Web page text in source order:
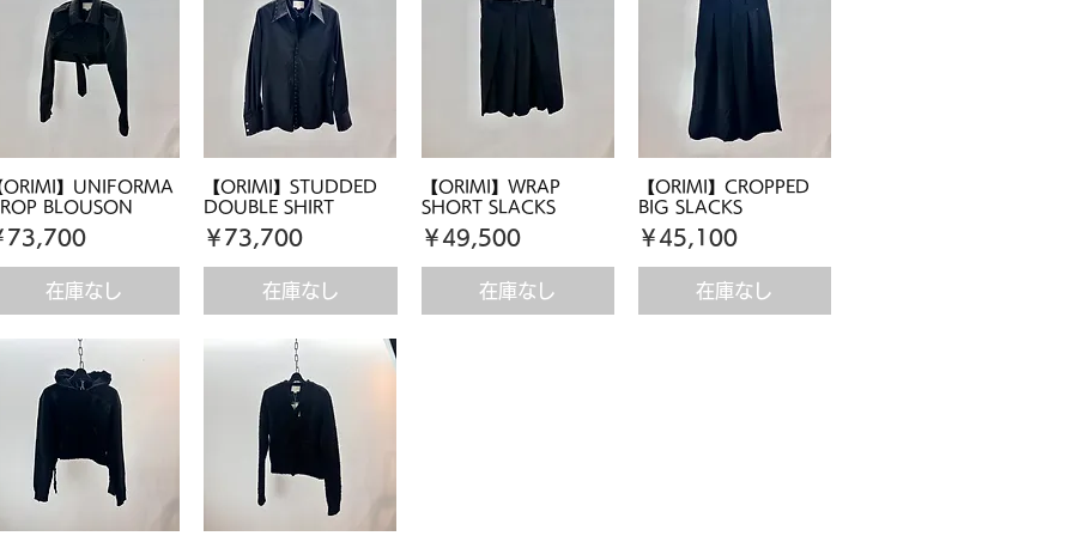
ORIMI】UNIFORMA
BLOUSON
格
73,700
在庫なし
【ORIMI】STUDDED
DOUBLE SHIRT
価格
￥73,700
在庫なし
【ORIMI】WRAP
SHORT SLACKS
価格
￥49,500
在庫なし
【ORIMI】CROPPED
BIG SLACKS
価格
￥45,100
在庫なし